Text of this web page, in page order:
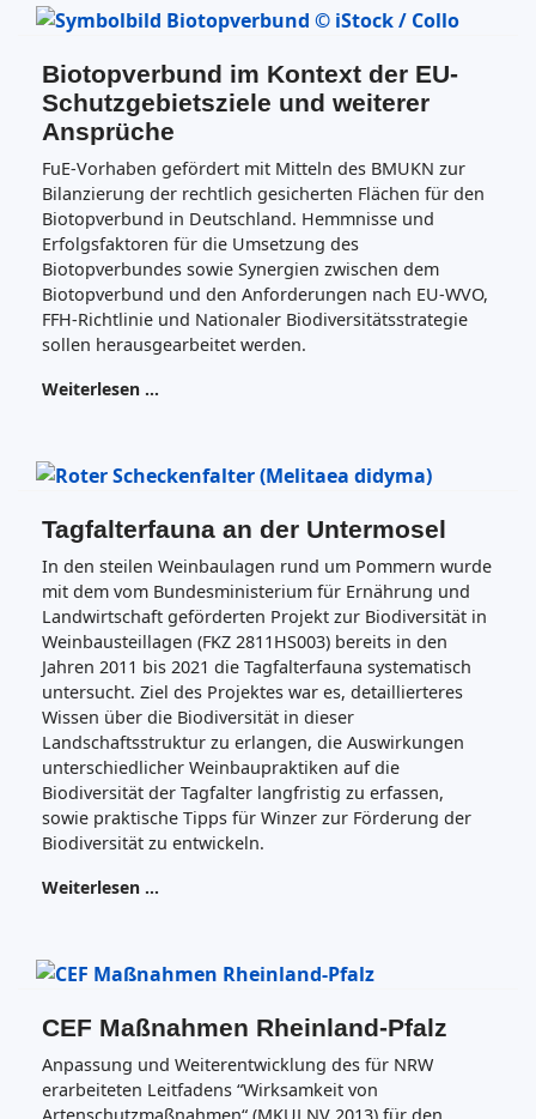
Biotopverbund im Kontext der EU-
Schutzgebietsziele und weiterer
Ansprüche
FuE-Vorhaben gefördert mit Mitteln des BMUKN zur
Bilanzierung der rechtlich gesicherten Flächen für den
Biotopverbund in Deutschland. Hemmnisse und
Erfolgsfaktoren für die Umsetzung des
Biotopverbundes sowie Synergien zwischen dem
Biotopverbund und den Anforderungen nach EU-WVO,
FFH-Richtlinie und Nationaler Biodiversitätsstrategie
sollen herausgearbeitet werden.
Weiterlesen …
Tagfalterfauna an der Untermosel
In den steilen Weinbaulagen rund um Pommern wurde
mit dem vom Bundesministerium für Ernährung und
Landwirtschaft geförderten Projekt zur Biodiversität in
Weinbausteillagen (FKZ 2811HS003) bereits in den
Jahren 2011 bis 2021 die Tagfalterfauna systematisch
untersucht. Ziel des Projektes war es, detaillierteres
Wissen über die Biodiversität in dieser
Landschaftsstruktur zu erlangen, die Auswirkungen
unterschiedlicher Weinbaupraktiken auf die
Biodiversität der Tagfalter langfristig zu erfassen,
sowie praktische Tipps für Winzer zur Förderung der
Biodiversität zu entwickeln.
Weiterlesen …
CEF Maßnahmen Rheinland-Pfalz
Anpassung und Weiterentwicklung des für NRW
erarbeiteten Leitfadens “Wirksamkeit von